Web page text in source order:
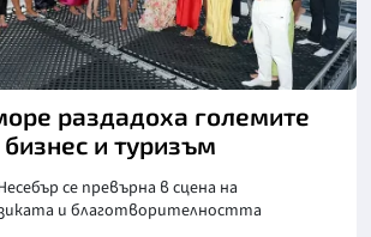
раздадоха големите
и туризъм
се превърна в сцена на
и благотворителността